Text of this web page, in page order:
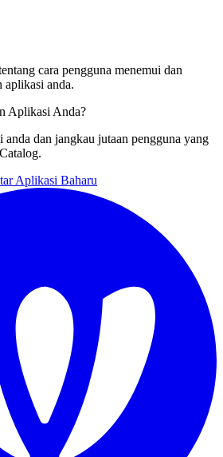
cara pengguna menemui dan
aplikasi anda.
Aplikasi Anda?
dan jangkau jutaan pengguna yang
Aplikasi Baharu